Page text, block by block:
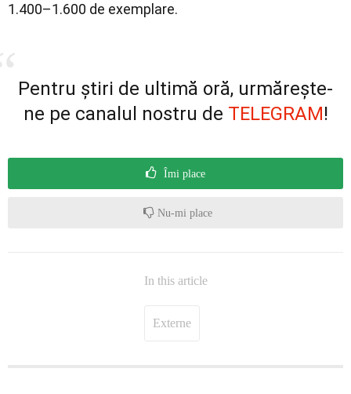
1.400–1.600 de exemplare.
Pentru știri de ultimă oră, urmărește-
ne pe canalul nostru de TELEGRAM!
Îmi place
Nu-mi place
In this article
Externe